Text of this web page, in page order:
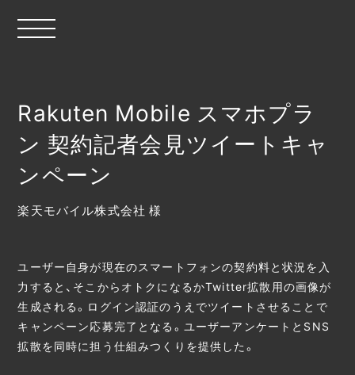
Rakuten Mobile スマホプラ
ン 契約記者会見ツイートキャ
ンペーン
楽天モバイル株式会社 様
ユーザー自身が現在のスマートフォンの契約料と状況を入
力すると、そこからオトクになるかTwitter拡散用の画像が
生成される。ログイン認証のうえでツイートさせることで
キャンペーン応募完了となる。ユーザーアンケートとSNS
拡散を同時に担う仕組みつくりを提供した。